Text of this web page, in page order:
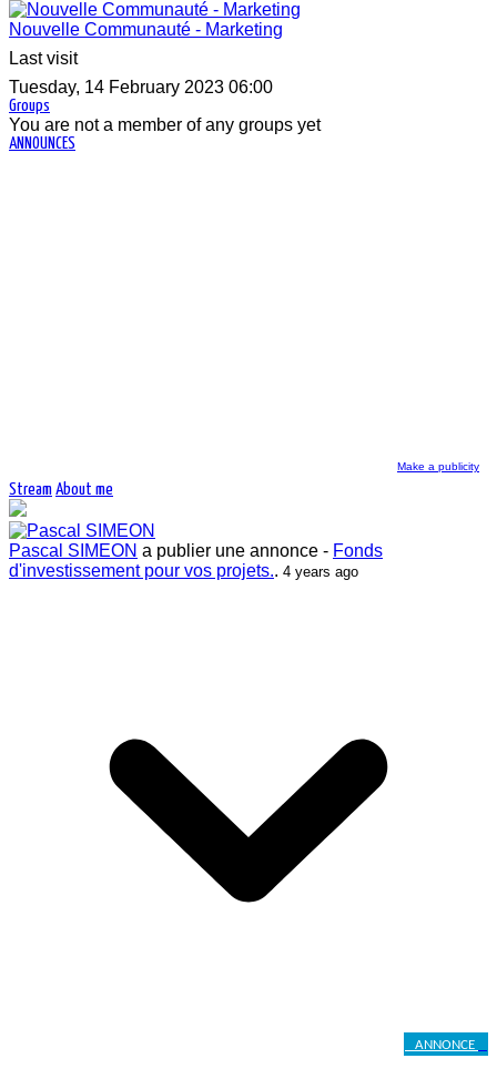
Nouvelle Communauté - Marketing
Last visit
Tuesday, 14 February 2023 06:00
Groups
You are not a member of any groups yet
ANNOUNCES
Make a publicity
Stream About me
Pascal SIMEON a publier une annonce - Fonds
d'investissement pour vos projets.. 4 years ago
ANNONCE